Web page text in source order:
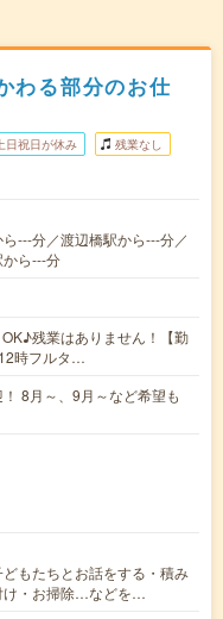
わる部分のお仕
日祝日が休み 残業なし
---分／渡辺橋駅から---分／
ら---分
残業はありません！【勤
時フルタ…
8月～、9月～など希望も
どもたちとお話をする・積み
け・お掃除…などを…